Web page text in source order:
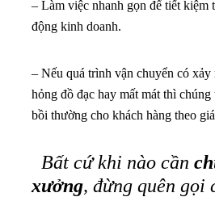
– Làm việc nhanh gọn để tiết kiệm
động kinh doanh.
– Nếu quá trình vận chuyển có xảy
hỏng đồ đạc hay mất mát thì chúng
bồi thường cho khách hàng theo
Bất cứ khi nào cần
xưởng, đừng quên gọi